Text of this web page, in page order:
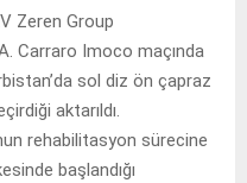
Zeren Group
Carraro Imoco maçında
sol diz ön çapraz
aktarıldı.
rehabilitasyon sürecine
başlandığı